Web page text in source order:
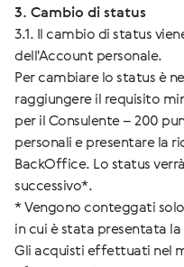
3. Cambio di status
3.1. Il cambio di status
dell'Account personale.
Per cambiare lo status è
raggiungere il requisito
per il Consulente – 200
personali e presentare la
BackOffice. Lo status
successivo*.
* Vengono conteggati
in cui è stata presentata
Gli acquisti effettuati nel